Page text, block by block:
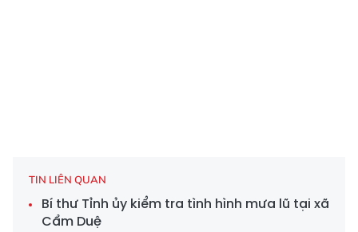
TIN LIÊN QUAN
Bí thư Tỉnh ủy kiểm tra tình hình mưa lũ tại xã
Cẩm Duệ